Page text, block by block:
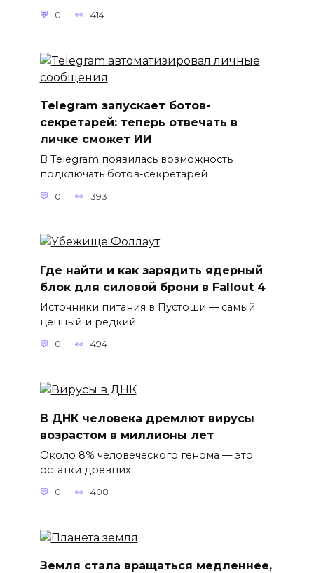
0 414
Telegram запускает ботов-
секретарей: теперь отвечать в
личке сможет ИИ
В Telegram появилась возможность
подключать ботов-секретарей
0 393
Где найти и как зарядить ядерный
блок для силовой брони в Fallout 4
Источники питания в Пустоши — самый
ценный и редкий
0 494
В ДНК человека дремлют вирусы
возрастом в миллионы лет
Около 8% человеческого генома — это
остатки древних
0 408
Земля стала вращаться медленнее,